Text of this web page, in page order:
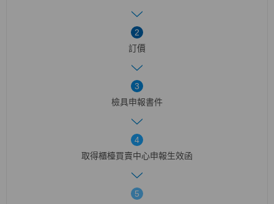
2
訂價
3
檢具申報書件
4
取得櫃檯買賣中心申報生效函
5